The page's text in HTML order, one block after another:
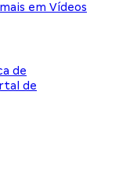
em Vídeos
de
de